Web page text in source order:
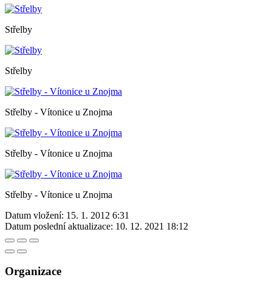
Střelby
Střelby
Střelby - Vítonice u Znojma
Střelby - Vítonice u Znojma
Střelby - Vítonice u Znojma
Datum vložení: 15. 1. 2012 6:31
Datum poslední aktualizace: 10. 12. 2021 18:12
Organizace